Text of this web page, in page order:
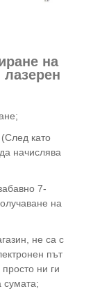
на
лазерен
като
начислява
7-
на
не са с
път
ни ги
сумата;